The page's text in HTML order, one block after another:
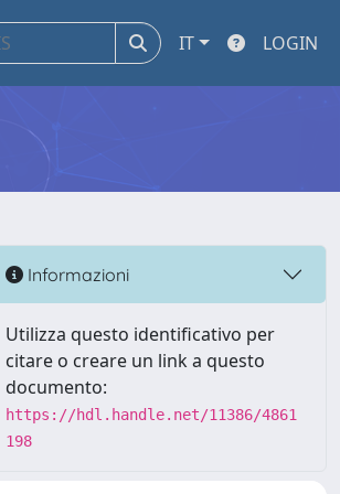
IT LOGIN
Informazioni
Utilizza questo identificativo per
citare o creare un link a questo
documento:
https://hdl.handle.net/11386/4861
198